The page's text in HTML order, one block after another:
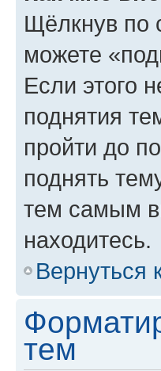
Щёлкнув по
можете
Если этого
поднятия
пройти до
поднять
тем самым
находитесь.
Вернуться
тем